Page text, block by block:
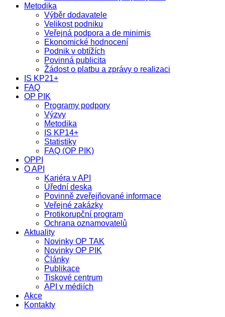
Metodika
Výběr dodavatele
Velikost podniku
Veřejná podpora a de minimis
Ekonomické hodnocení
Podnik v obtížích
Povinná publicita
Žádost o platbu a zprávy o realizaci
IS KP21+
FAQ
OP PIK
Programy podpory
Výzvy
Metodika
IS KP14+
Statistiky
FAQ (OP PIK)
OPPI
O API
Kariéra v API
Úřední deska
Povinně zveřejňované informace
Veřejné zakázky
Protikorupční program
Ochrana oznamovatelů
Aktuality
Novinky OP TAK
Novinky OP PIK
Články
Publikace
Tiskové centrum
API v médiích
Akce
Kontakty